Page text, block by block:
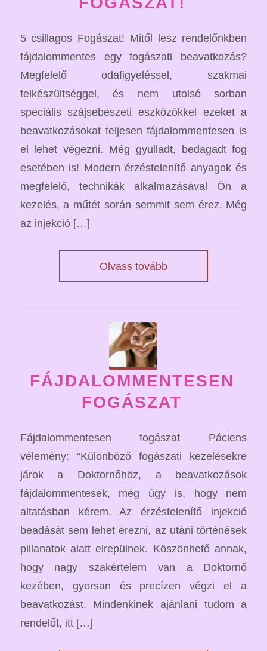
5 csillagos Fogászat! Mitől lesz rendelőnkben
fájdalommentes egy fogászati beavatkozás?
Megfelelő odafigyeléssel, szakmai
felkészültséggel, és nem utolsó sorban
speciális szájsebészeti eszközökkel ezeket a
beavatkozásokat teljesen fájdalommentesen is
el lehet végezni. Még gyulladt, bedagadt fog
esetében is! Modern érzéstelenítő anyagok és
megfelelő, technikák alkalmazásával Ön a
kezelés, a műtét során semmit sem érez. Még
az injekció […]
Olvass tovább
FÁJDALOMMENTESEN
FOGÁSZAT
Fájdalommentesen fogászat Páciens
vélemény: “Különböző fogászati kezelésekre
járok a Doktornőhöz, a beavatkozások
fájdalommentesek, még úgy is, hogy nem
altatásban kérem. Az érzéstelenítő injekció
beadását sem lehet érezni, az utáni történések
pillanatok alatt elrepülnek. Köszönhető annak,
hogy nagy szakértelem van a Doktornő
kezében, gyorsan és precízen végzi el a
beavatkozást. Mindenkinek ajánlani tudom a
rendelőt, itt […]